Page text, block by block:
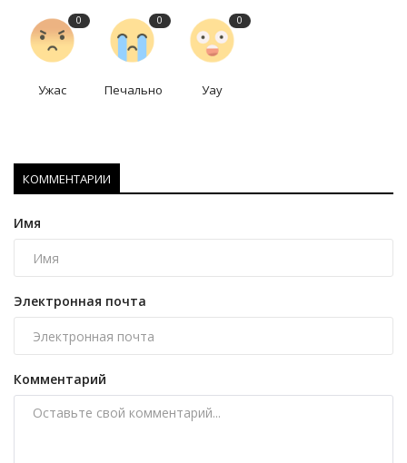
0
Ужас
0
Печально
0
Уау
КОММЕНТАРИИ
Имя
Электронная почта
Комментарий